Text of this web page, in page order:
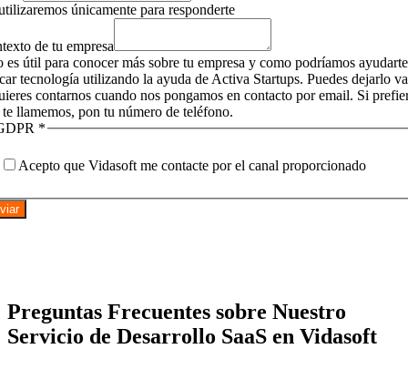
únicamente para responderte
de tu empresa
es útil para conocer más sobre tu empresa y como podríamos
tecnología utilizando la ayuda de Activa Startups. Puedes dejarlo
contarnos cuando nos pongamos en contacto por email. Si
te llamemos, pon tu número de teléfono.
*
Acepto que Vidasoft me contacte por el canal proporcionado
Preguntas Frecuentes sobre Nuestro
Servicio de Desarrollo SaaS en Vidasoft